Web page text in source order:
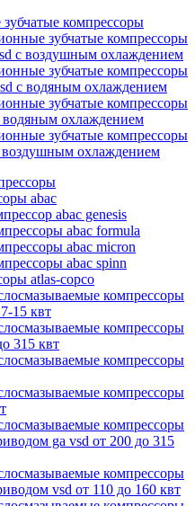
компрессоры
зубчатые компрессоры
с воздушным охлаждением
зубчатые компрессоры
с водяным охлаждением
зубчатые компрессоры
водяным охлаждением
зубчатые компрессоры
воздушным охлаждением
abac
abac genesis
abac formula
abac micron
abac spinn
atlas-copco
компрессоры
15 квт
компрессоры
315 квт
компрессоры
компрессоры
компрессоры
ga vsd от 200 до 315
компрессоры
vsd от 110 до 160 квт